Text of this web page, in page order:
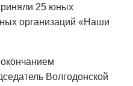
25 юных
организаций «Наши
Волгодонской